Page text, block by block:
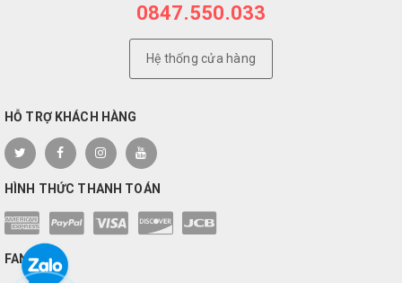
0847.550.033
Hệ thống cửa hàng
HỖ TRỢ KHÁCH HÀNG
HÌNH THỨC THANH TOÁN
FANPAGE